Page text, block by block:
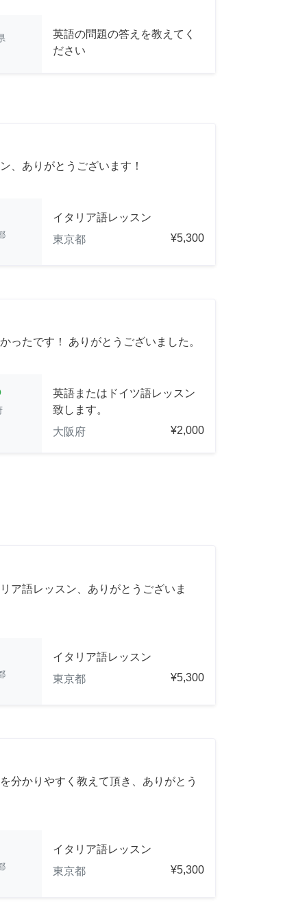
英語の問題の答えを教えてく
ださい
、ありがとうございます！
イタリア語レッスン
東京都
¥5,300
ったです！ ありがとうございました。
英語またはドイツ語レッスン
致します。
大阪府
¥2,000
ア語レッスン、ありがとうございま
イタリア語レッスン
東京都
¥5,300
分かりやすく教えて頂き、ありがとう
イタリア語レッスン
東京都
¥5,300